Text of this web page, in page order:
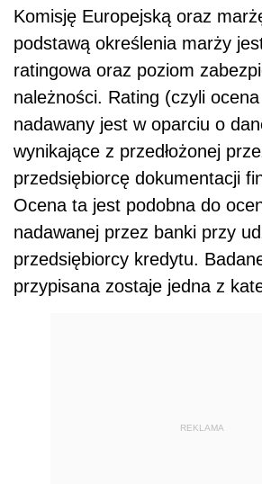
Komisję Europejską oraz
podstawą określenia marży
ratingowa oraz poziom
należności. Rating (czyli
nadawany jest w oparciu o
wynikające z przedłożonej
przedsiębiorcę dokumentacji
Ocena ta jest podobna do
nadawanej przez banki przy
przedsiębiorcy kredytu.
przypisana zostaje jedna z
REKLAMA